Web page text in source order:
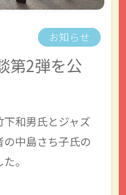
お知らせ
第2弾を公
下和男氏とジャズ
中島さち子氏の
。